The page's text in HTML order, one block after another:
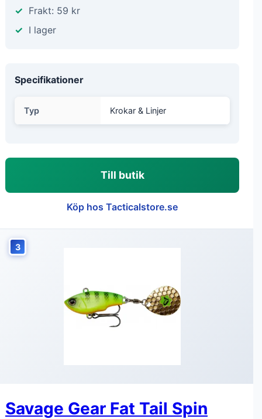
Frakt: 59 kr
I lager
Specifikationer
Typ Krokar & Linjer
Till butik
Köp hos Tacticalstore.se
3
Savage Gear Fat Tail Spin